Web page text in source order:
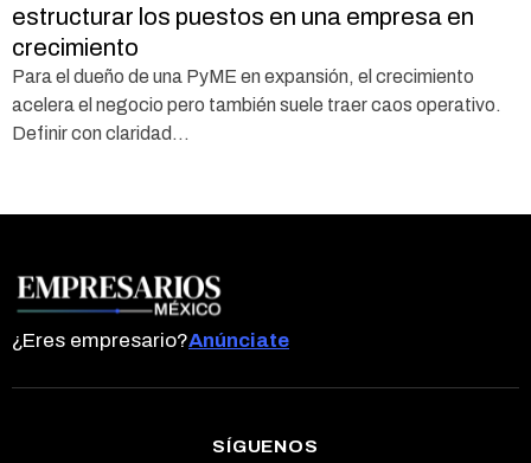
estructurar los puestos en una empresa en
crecimiento
Para el dueño de una PyME en expansión, el crecimiento
acelera el negocio pero también suele traer caos operativo.
Definir con claridad...
¿Eres empresario?Anúnciate
SÍGUENOS